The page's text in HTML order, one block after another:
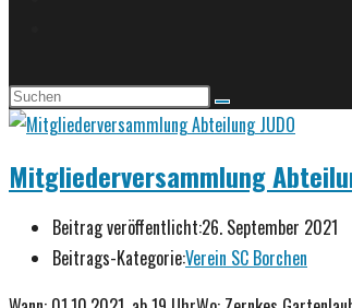
Mitgliederversammlung
Beitrag veröffentlicht:26. September 2021
Beitrags-Kategorie:Verein SC Borchen